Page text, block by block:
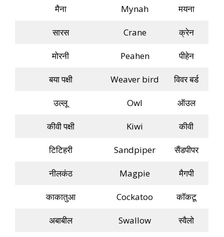
मैना Mynah मयना
सारस Crane क्रेन
मोरनी Peahen पीहेन
बया पक्षी Weaver bird विवर बर्ड
उल्लू Owl ऑउल
कीवी पक्षी Kiwi कीवी
टिटिहरी Sandpiper सैंडपीपर
नीलकंठ Magpie मैगपी
काकातुआ Cockatoo कॉकटू
अबाबील Swallow स्वैलो